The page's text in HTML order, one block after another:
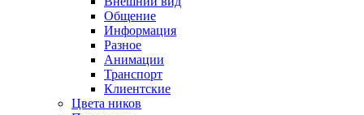
Общение
Информация
Разное
Анимации
Транспорт
Клиентские
Цвета ников